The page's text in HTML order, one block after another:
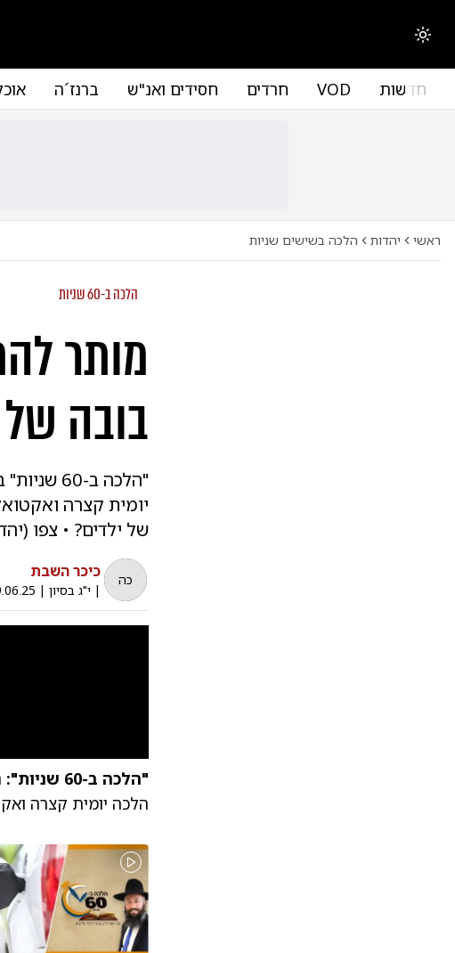
החלפת מצב תצוגה
חדשות VOD חרדים חסידים ואנ"ש ברנז´ה
ראשי יהדות הלכה בשישים שניות
הלכה ב-60 שניות
מותר
בובה
"הלכה
יומית קצרה
של ילדים? • צפו
כה כיכר השבת
| י"ג בסיון |
"הלכה ב-60 שניות":
הלכה יומית קצרה